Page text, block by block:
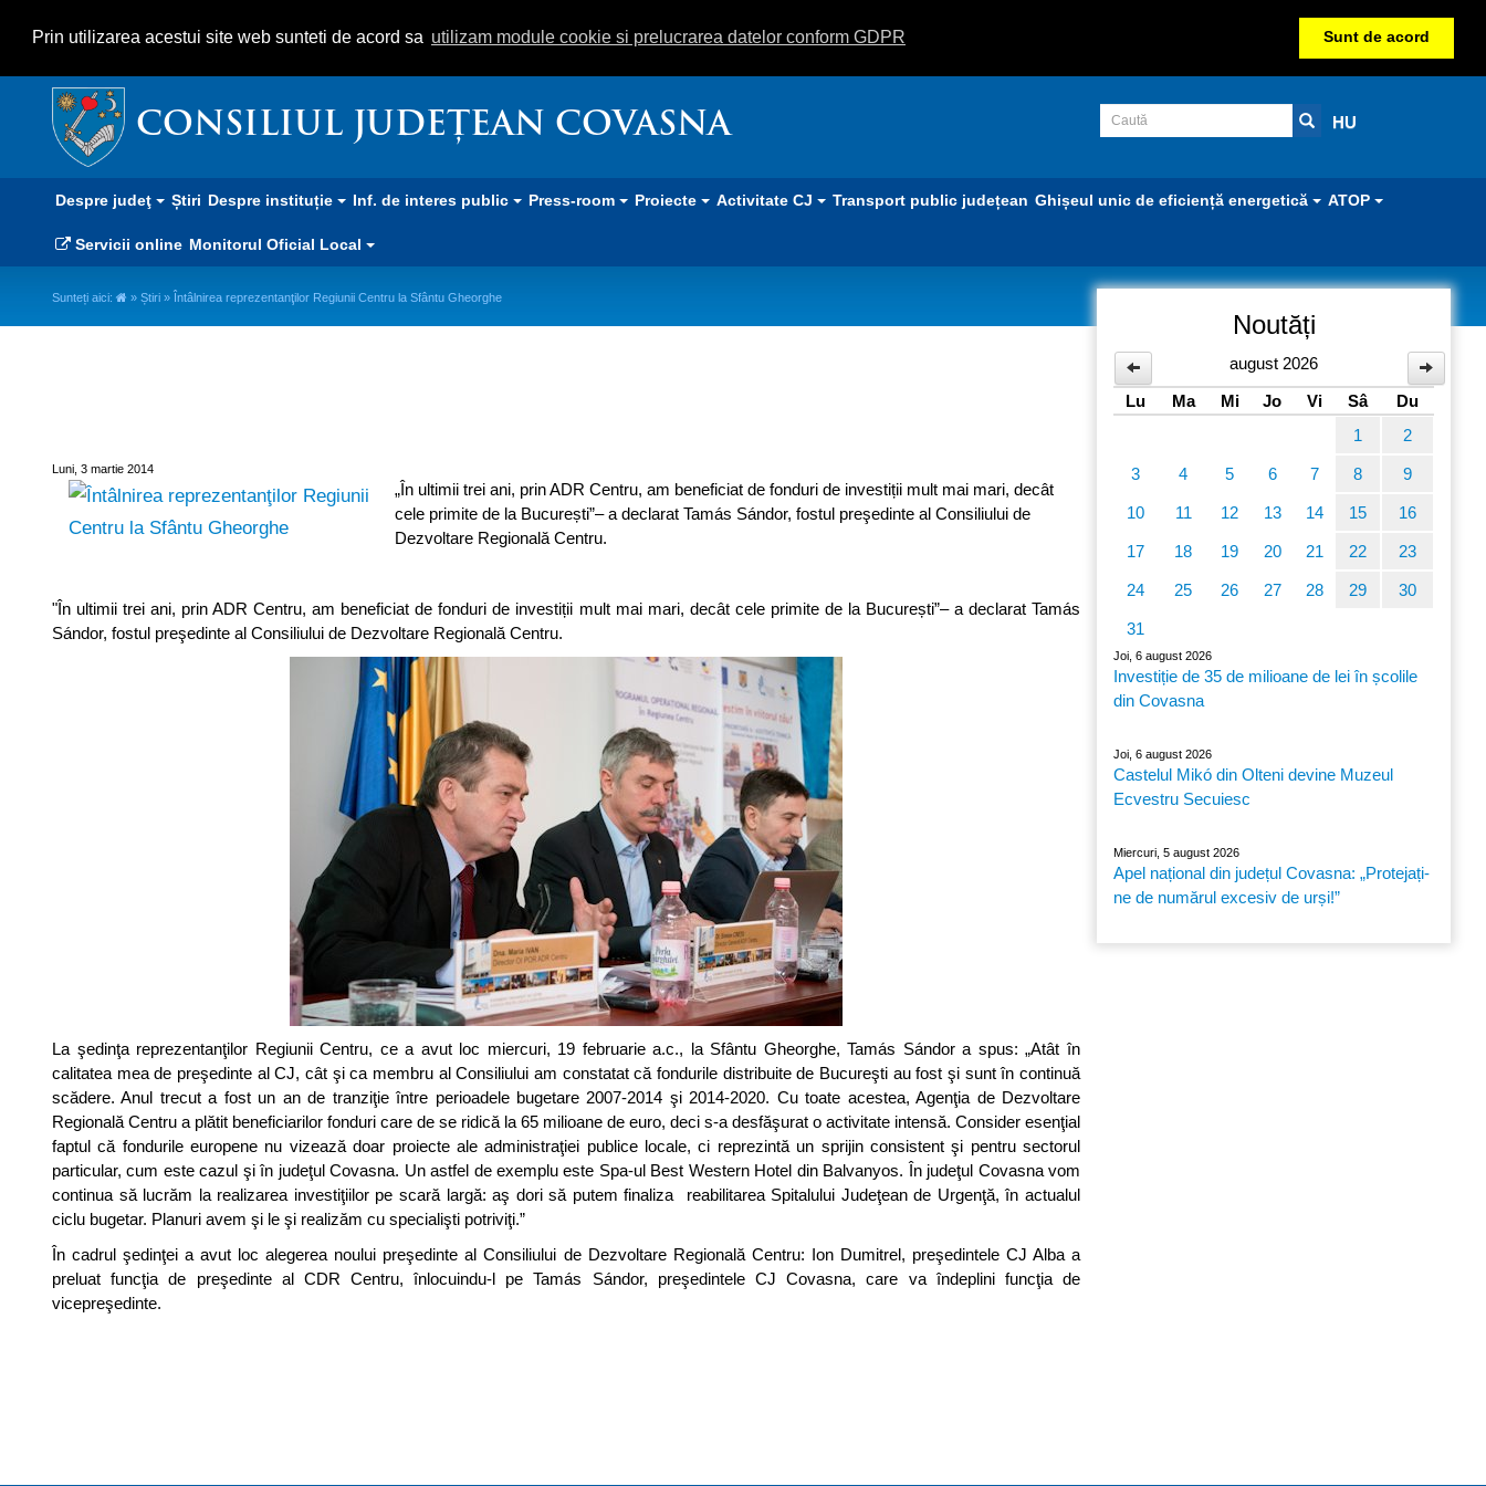
Prin utilizarea acestui site web sunteti de acord sa utilizam module cookie si prelucrarea datelor conform GDPR Sunt de acord
CONSILIUL JUDEȚEAN COVASNA HU
Despre judeţ Știri Despre instituție Inf. de interes public Press-room Proiecte Activitate CJ Transport public județean Ghișeul unic de eficiență energetică ATOP
Servicii online Monitorul Oficial Local
Sunteți aici: » Știri » Întâlnirea reprezentanţilor Regiunii Centru la Sfântu Gheorghe
Luni, 3 martie 2014
„În ultimii trei ani, prin ADR Centru, am beneficiat de fonduri de investiții mult mai mari, decât
cele primite de la București”– a declarat Tamás Sándor, fostul preşedinte al Consiliului de
Dezvoltare Regională Centru.
"În ultimii trei ani, prin ADR Centru, am beneficiat de fonduri de investiții mult mai mari, decât cele primite de la București”– a declarat Tamás
Sándor, fostul preşedinte al Consiliului de Dezvoltare Regională Centru.
La şedinţa reprezentanţilor Regiunii Centru, ce a avut loc miercuri, 19 februarie a.c., la Sfântu Gheorghe, Tamás Sándor a spus: „Atât în
calitatea mea de preşedinte al CJ, cât şi ca membru al Consiliului am constatat că fondurile distribuite de Bucureşti au fost şi sunt în continuă
scădere. Anul trecut a fost un an de tranziţie între perioadele bugetare 2007-2014 şi 2014-2020. Cu toate acestea, Agenţia de Dezvoltare
Regională Centru a plătit beneficiarilor fonduri care de se ridică la 65 milioane de euro, deci s-a desfăşurat o activitate intensă. Consider esenţial
faptul că fondurile europene nu vizează doar proiecte ale administraţiei publice locale, ci reprezintă un sprijin consistent şi pentru sectorul
particular, cum este cazul şi în judeţul Covasna. Un astfel de exemplu este Spa-ul Best Western Hotel din Balvanyos. În judeţul Covasna vom
continua să lucrăm la realizarea investiţiilor pe scară largă: aş dori să putem finaliza reabilitarea Spitalului Judeţean de Urgenţă, în actualul
ciclu bugetar. Planuri avem şi le şi realizăm cu specialişti potriviţi.”
În cadrul şedinţei a avut loc alegerea noului preşedinte al Consiliului de Dezvoltare Regională Centru: Ion Dumitrel, preşedintele CJ Alba a
preluat funcţia de preşedinte al CDR Centru, înlocuindu-l pe Tamás Sándor, preşedintele CJ Covasna, care va îndeplini funcţia de
vicepreşedinte.
Noutăți
august 2026
Lu
Ma Mi Jo Vi Sâ
Du
1
2
3 4 5 6 7 8 9
10 11 12 13 14 15 16
17 18 19 20 21 22 23
24 25 26 27 28 29 30
31
Joi, 6 august 2026
Investiție de 35 de milioane de lei în școlile
din Covasna
Joi, 6 august 2026
Castelul Mikó din Olteni devine Muzeul
Ecvestru Secuiesc
Miercuri, 5 august 2026
Apel național din județul Covasna: „Protejați-
ne de numărul excesiv de urși!”